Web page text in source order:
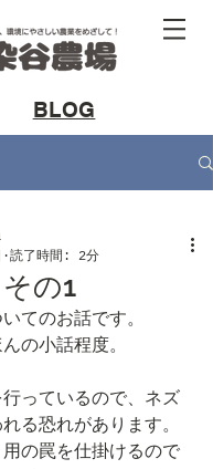
​BLOG
の1
読了時間: 2分
てのお話です。
の小話程度。
っているので、ネズ
る恐れがあります。
の罠を仕掛けるので